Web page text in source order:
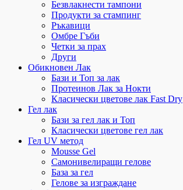
Безвлакнести тампони
Продукти за стампинг
Ръкавици
Омбре Гъби
Четки за прах
Други
Обикновен Лак
Бази и Топ за лак
Протеинов Лак за Нокти
Класически цветове лак Fast Dry
Гел лак
Бази за гел лак и Топ
Класически цветове гел лак
Гел UV метод
Mousse Gel
Самонивелиращи гелове
База за гел
Гелове за изграждане